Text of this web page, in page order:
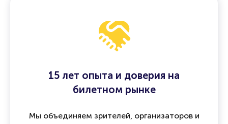
15 лет опыта и доверия на
билетном рынке
Мы объединяем зрителей, организаторов и